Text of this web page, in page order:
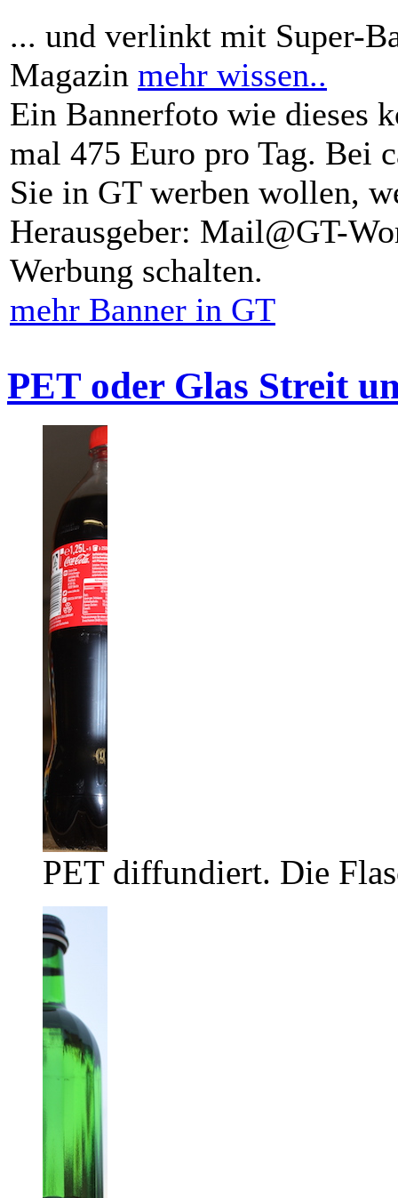
... und verlinkt mit Super-
Magazin mehr wissen..
Ein Bannerfoto wie dieses
mal 475 Euro pro Tag. Bei
Sie in GT werben wollen,
Herausgeber: Mail@GT-
Werbung schalten.
mehr Banner in GT
PET oder Glas Streit
PET diffundiert. Die